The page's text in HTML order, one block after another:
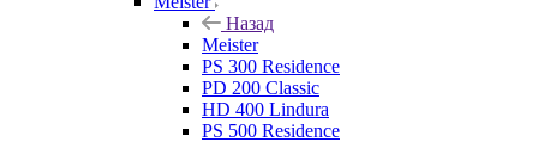
Назад
Meister
PS 300 Residence
PD 200 Classic
HD 400 Lindura
PS 500 Residence